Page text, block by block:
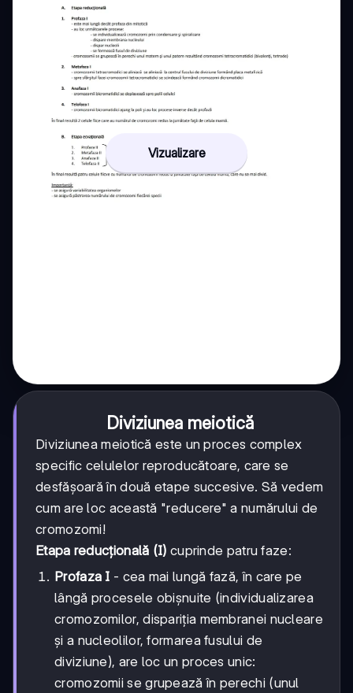
Vizualizare
Diviziunea meiotică
Diviziunea meiotică este un proces complex
specific celulelor reproducătoare, care se
desfășoară în două etape succesive. Să vedem
cum are loc această "reducere" a numărului de
cromozomi!
Etapa reducțională (I) cuprinde patru faze:
Profaza I - cea mai lungă fază, în care pe
lângă procesele obișnuite (individualizarea
cromozomilor, dispariția membranei nucleare
și a nucleolilor, formarea fusului de
diviziune), are loc un proces unic:
cromozomii se grupează în perechi (unul